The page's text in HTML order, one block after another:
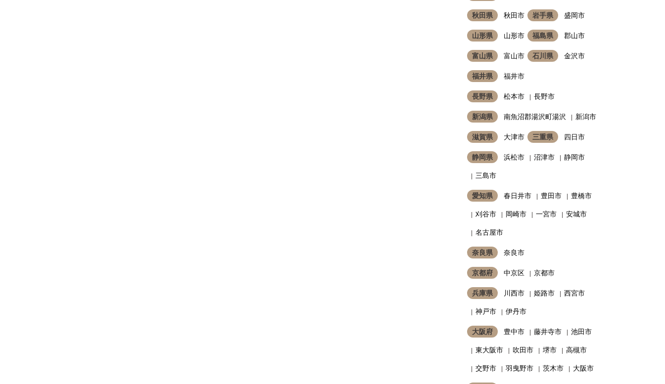
秋田県 秋田市 岩手県 盛岡市
山形県 山形市 福島県 郡山市
富山県 富山市 石川県 金沢市
福井県 福井市
長野県 松本市 長野市
新潟県 南魚沼郡湯沢町湯沢 新潟市
滋賀県 大津市 三重県 四日市
静岡県 浜松市 沼津市 静岡市
三島市
愛知県 春日井市 豊田市 豊橋市
刈谷市 岡崎市 一宮市 安城市
名古屋市
奈良県 奈良市
京都府 中京区 京都市
兵庫県 川西市 姫路市 西宮市
神戸市 伊丹市
大阪府 豊中市 藤井寺市 池田市
東大阪市 吹田市 堺市 高槻市
交野市 羽曳野市 茨木市 大阪市